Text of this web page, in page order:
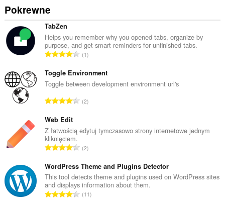
Pokrewne
TabZen
Helps you remember why you opened tabs, organize by
purpose, and get smart reminders for unfinished tabs.
C
ł
k
w
a
l
c
z
b
a
1
Toggle Environment
Toggle between development environment url's
C
k
w
a
l
2
Web Edit
Z łatwością edytuj tymczasowo strony internetowe jednym
kliknięciem.
C
ł
k
o
w
2
WordPress Theme and Plugins Detector
This tool detects theme and plugins used on WordPress sites
and displays information about them.
C11